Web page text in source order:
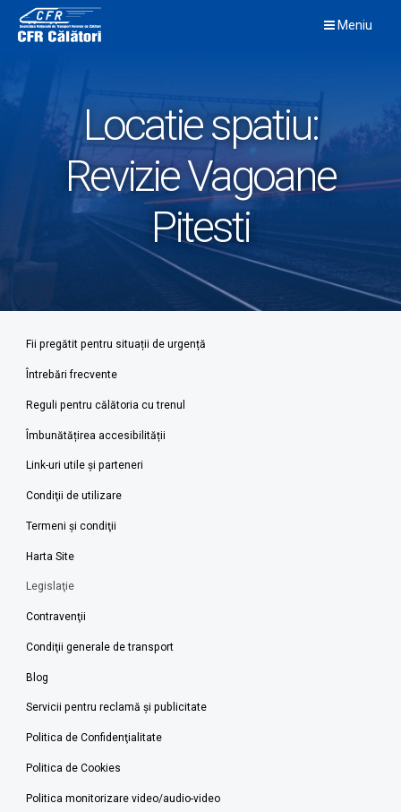
content
Meniu
Locatie spatiu:
Revizie Vagoane
Pitesti
Fii pregătit pentru situații de urgență
Întrebări frecvente
Reguli pentru călătoria cu trenul
Îmbunătățirea accesibilității
Link-uri utile şi parteneri
Condiţii de utilizare
Termeni şi condiţii
Harta Site
Legislaţie
Contravenţii
Condiţii generale de transport
Blog
Servicii pentru reclamă și publicitate
Politica de Confidenţialitate
Politica de Cookies
Politica monitorizare video/audio-video